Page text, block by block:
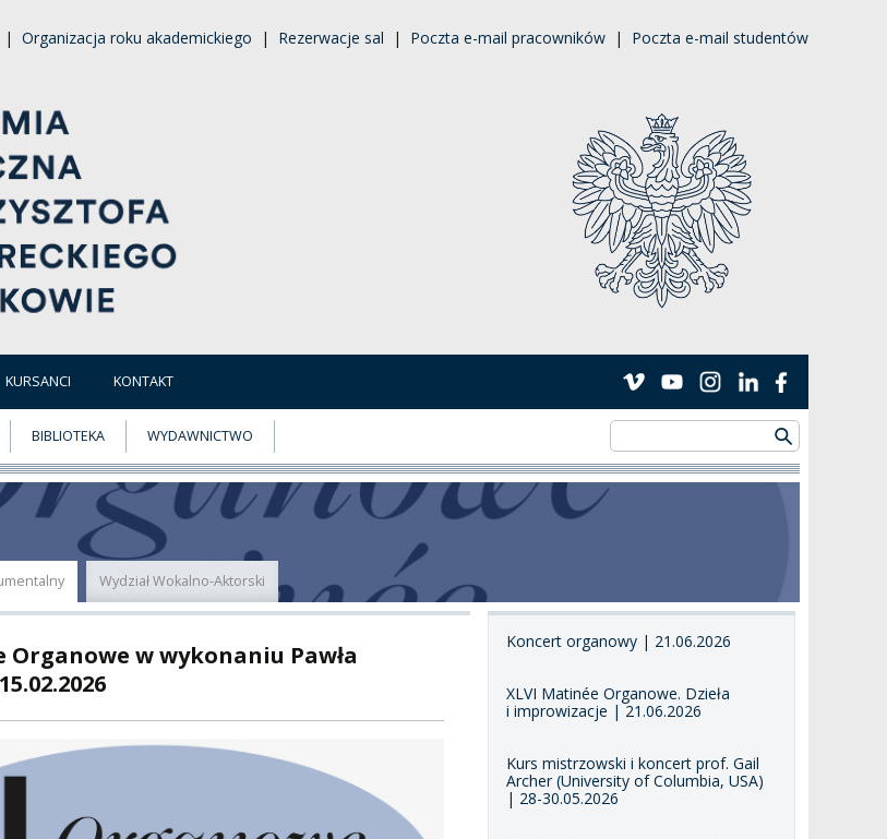
| Organizacja roku akademickiego | Rezerwacje sal | Poczta e-mail pracowników | Poczta e-mail studentów
KURSANCI KONTAKT
BIBLIOTEKA WYDAWNICTWO
Wydział Wokalno-Aktorski
Koncert organowy | 21.06.2026
XLVI Matinée Organowe. Dzieła
i improwizacje | 21.06.2026
Kurs mistrzowski i koncert prof. Gail
Archer (University of Columbia, USA)
| 28-30.05.2026
Organowe w wykonaniu Pawła